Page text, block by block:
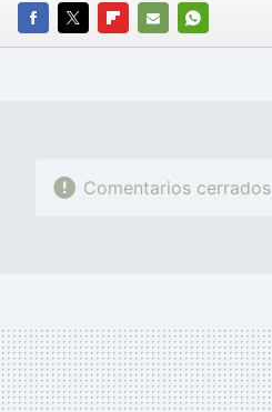
FACEBOOK
TWITTERFLIPBOARD
E-
WHATSAPP
Comentarios cerrados